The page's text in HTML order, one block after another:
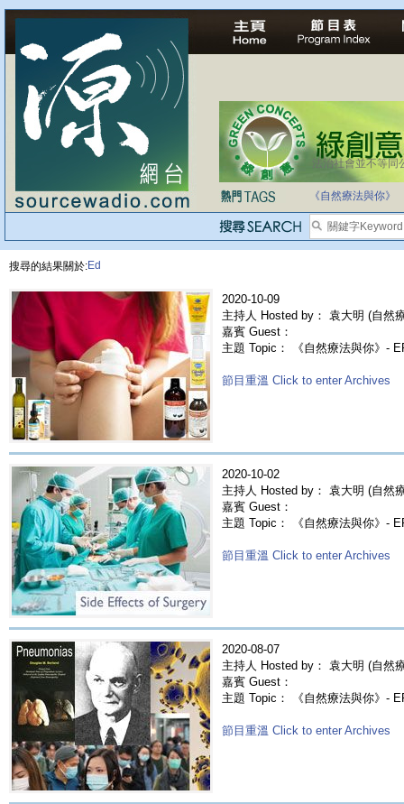
法治社會並不等同
自家教育合法化-
《自然療法與你》
搜尋的結果關於:Ed
2020-10-09
主持人 Hosted by： 袁大明 (自然
嘉賓 Guest：
主題 Topic： 《自然療法與你》-
節目重溫 Click to enter Archives
2020-10-02
主持人 Hosted by： 袁大明 (自然
嘉賓 Guest：
主題 Topic： 《自然療法與你》-
節目重溫 Click to enter Archives
2020-08-07
主持人 Hosted by： 袁大明 (自然
嘉賓 Guest：
主題 Topic： 《自然療法與你》-
節目重溫 Click to enter Archives